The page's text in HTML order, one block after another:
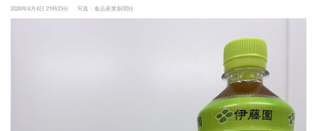
2026年6月4日 21時23分 写真：食品産業新聞社